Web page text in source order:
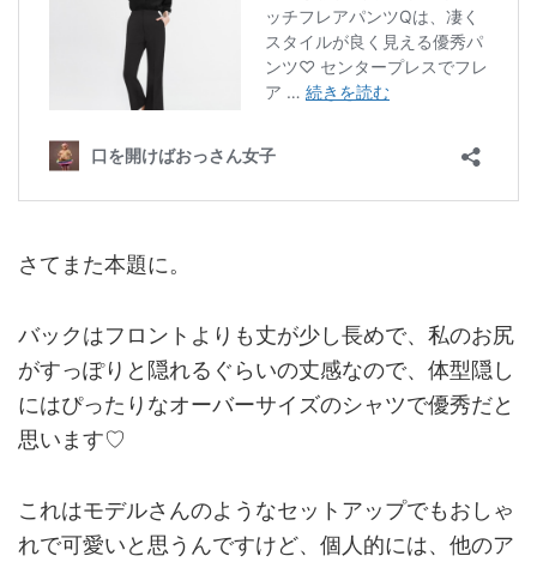
さてまた本題に。
バックはフロントよりも丈が少し長めで、私のお尻
がすっぽりと隠れるぐらいの丈感なので、体型隠し
にはぴったりなオーバーサイズのシャツで優秀だと
思います♡
これはモデルさんのようなセットアップでもおしゃ
れで可愛いと思うんですけど、個人的には、他のア